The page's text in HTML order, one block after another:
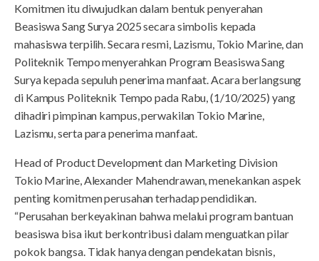
Komitmen itu diwujudkan dalam bentuk penyerahan
Beasiswa Sang Surya 2025 secara simbolis kepada
mahasiswa terpilih. Secara resmi, Lazismu, Tokio Marine, dan
Politeknik Tempo menyerahkan Program Beasiswa Sang
Surya kepada sepuluh penerima manfaat. Acara berlangsung
di Kampus Politeknik Tempo pada Rabu, (1/10/2025) yang
dihadiri pimpinan kampus, perwakilan Tokio Marine,
Lazismu, serta para penerima manfaat.
Head of Product Development dan Marketing Division
Tokio Marine, Alexander Mahendrawan, menekankan aspek
penting komitmen perusahan terhadap pendidikan.
“Perusahan berkeyakinan bahwa melalui program bantuan
beasiswa bisa ikut berkontribusi dalam menguatkan pilar
pokok bangsa. Tidak hanya dengan pendekatan bisnis,